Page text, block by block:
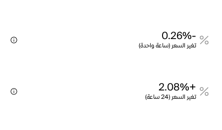
-0.26%
تغير السعر (ساعة واحدة)
+2.08%
تغير السعر (24 ساعة)